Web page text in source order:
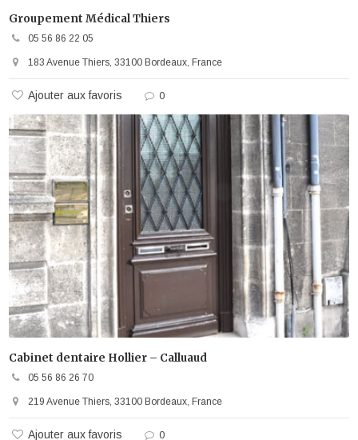
Groupement Médical Thiers
05 56 86 22 05
183 Avenue Thiers, 33100 Bordeaux, France
Ajouter aux favoris 0
Cabinet dentaire Hollier – Calluaud
05 56 86 26 70
219 Avenue Thiers, 33100 Bordeaux, France
Ajouter aux favoris 0